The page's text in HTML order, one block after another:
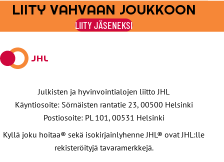
Jaa
Facebookissa
Jaa
viestipalvelu
X:ssä
Jaa
sähköpostilla
Jaa
WhatsAppilla
Jaa
Telegramilla
LIITY VAHVAAN JOUKKOON
LIITY JÄSENEKSI
Julkisten ja hyvinvointialojen liitto JHL
Käyntiosoite: Sörnäisten rantatie 23, 00500 Helsinki
Postiosoite: PL 101, 00531 Helsinki
Kyllä joku hoitaa® sekä isokirjainlyhenne JHL® ovat JHL:lle
rekisteröityjä tavaramerkkejä.